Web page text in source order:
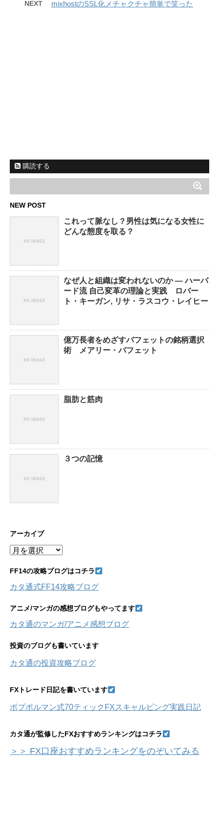
NEXT mixhostのSSL化メチャクチャ簡単で笑った
購読する
NEW POST
これって脈なし？男性は気になる女性に
どんな態度を取る？
なぜ人と組織は変われないのか ― ハーバ
ード流 自己変革の理論と実践 ロバー
ト・キーガン, リサ・ラスコウ・レイヒー
億万長者をめざすバフェットの銘柄選択
術 メアリー・バフェット
脂肪と筋肉
３つの記憶
アーカイブ
ア
カ
ブ
FF14の攻略ブログはコチラ
カタ通式FF14攻略ブログ
アニメ/マンガの感想ブログもやってます
カタ通のマンガ/アニメ感想ブログ
投資のブログも書いています
カタ通の投資攻略ブログ
FXトレード日記を書いています
ボブボルマン式70ティックFXスキャルピング実践日記
カタ通が監修したFXおすすめランキングはコチラ
＞＞ FX口座おすすめランキングをのぞいてみる